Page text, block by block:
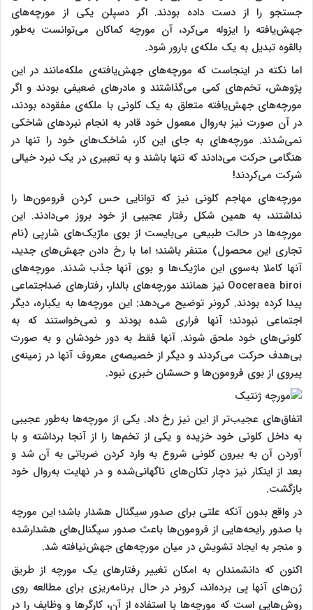
جستجو را از دست داده بودند. اگر دسپلن یکی از مورچه‌های
جهش‌یافته را ایزوله می‌کرد، آن مورچه کماکان می‌توانست به‌طور
بالقوه تبدیل به یک ملکه‌ی بارور شود.
اما نکته در اینجاست که مورچه‌های جهش‌یافته‌ی ملکه‌مانند در این
پژوهش، تخم‌های کمی می‌گذاشتند و مادرهای ضعیفی بودند و اگر
مورچه‌های جهش‌یافته متعلق به یک کلونی با ملکه‌ی مفقوده بودند،
در آن صورت نیز به‌روال معمول خود قادر به انجام نبردهای شاخکی
نمی‌شدند. مورچه‌های به جای این کار، شاخک‌های خود را تنها در
هنگامی حرکت می‌دادند که تنها باشند و به تعبیری در یک نبرد خیالی
شرکت می‌کردند!
مورچه‌های مهاجم کلونی نیز که توانایی حس کردن فرومون‌ها را
نداشتند، به‌ همین شکل رفتار عجیبی از خود بروز می‌دادند. این
مورچه‌ها در حالت طبیعی می‌بایست از بوی ماژیک‌های شارپی (نام
تجاری این محصول) متنفر باشند؛ اما با رخ دادن جهش‌های جدید،
آنها کاملا به‌سوی این ماژیک‌ها و بوی آنها جذب شدند. مورچه‌های
Ooceraea biroi نیز همانند مورچه‌های بالدار، رفتارهای ضداجتماعی
پیدا کرده بودند. کرونر توضیح می‌دهد: این مورچه‌ها به یکباره، دیگر
اجتماعی نبودند؛ آنها فراری شده بودند و نمی‌خواستند که به
کلونی‌های خود ملحق شوند. آنها فقط به دور خودشان و به صورت
بی‌هدف حرکت می‌کردند و دیگر از خصیصه‌ی معروف آنها در زمینه‌ی
پیروی از بوی فرومون‌ها و حسشان خبری نبود.
اتفاق‌های عجیب‌تر از این نیز رخ داد. یکی از مورچه‌ها به‌طور عجیبی
به داخل کلونی خود خزیده و یکی از تخم‌ها را از آنجا برداشته و با
آوردن آن به بیرون کلونی شروع به وارد کردن ضرباتی به آن شد و
بعد از اینکار نیز دچار تکان‌های ناگهانی‌شده و در نهایت به‌روال خود
بازگشت.
در واقع بدون آنکه علتی برای صدور سیگنال هشدار باشد؛ این مورچه
با صدور رایحه‌هایی از فرومون‌ها باعث صدور سیگنال‌های هشدارشده
و منجر به ایجاد تشویش در میان مورچه‌های جهش‌نیافته شد.
اکنون که دانشمندان به امکان تغییر رفتارهای یک مورچه از طریق
ژن‌های آنها پی برده‌اند، کرونر در حال برنامه‌ریزی برای مطالعه‌ روی
روش‌هایی است که مورچه‌ها با استفاده از آن، کارگرها و وظایف را در